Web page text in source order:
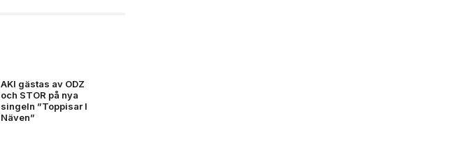
AKI gästas av ODZ
och STOR på nya
singeln ”Toppisar I
Näven”